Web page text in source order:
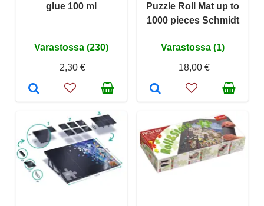
glue 100 ml
Varastossa (230)
2,30 €
Puzzle Roll Mat up to
1000 pieces Schmidt
Varastossa (1)
18,00 €